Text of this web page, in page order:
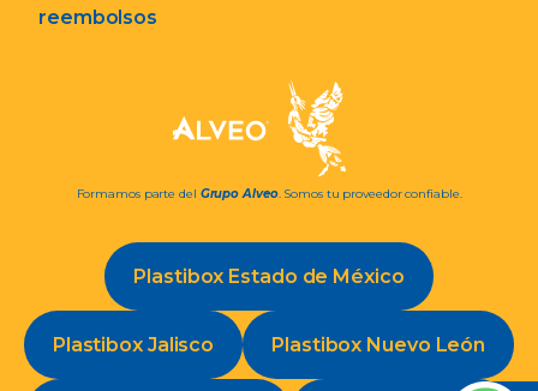
reembolsos
Formamos parte del Grupo Alveo. Somos tu proveedor confiable.
Plastibox Estado de México
Plastibox Jalisco Plastibox Nuevo León